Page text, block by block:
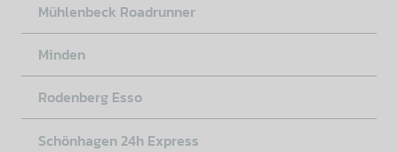
Mühlenbeck Roadrunner
Minden
Rodenberg Esso
Schönhagen 24h Express